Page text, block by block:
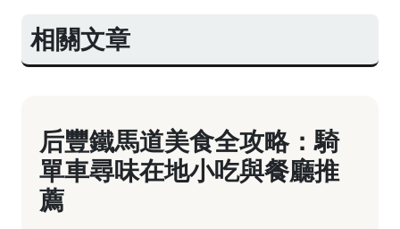
相關文章
后豐鐵馬道美食全攻略：騎
單車尋味在地小吃與餐廳推
薦